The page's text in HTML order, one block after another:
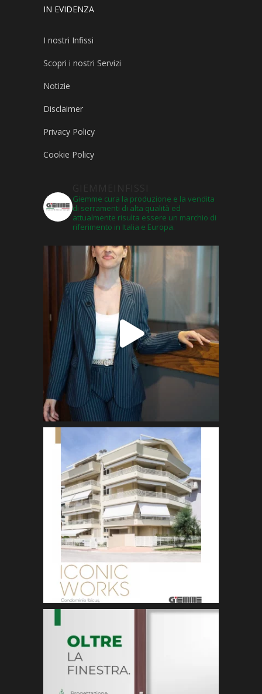
IN EVIDENZA
I nostri Infissi
Scopri i nostri Servizi
Notizie
Disclaimer
Privacy Policy
Cookie Policy
Giemme cura la produzione e la vendita
di serramenti di alta qualità ed
attualmente risulta essere un marchio di
riferimento in Italia e Europa.